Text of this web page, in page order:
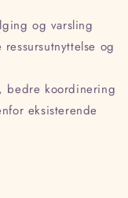
og varsling
og
bedre koordinering
eksisterende